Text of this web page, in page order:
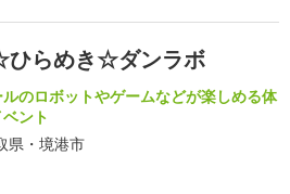
ひらめき☆ダンラボ
のロボットやゲームなどが楽しめる体
ント
県・境港市